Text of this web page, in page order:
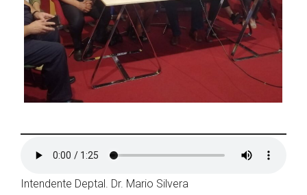
Intendente Deptal. Dr. Mario Silvera